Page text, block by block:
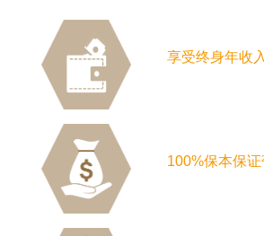
Product
享受终身年收入
100%保本保证